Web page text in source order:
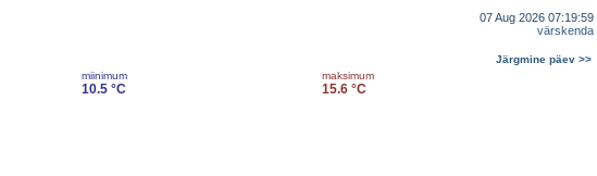
07 Aug 2026 07:19:59
värskenda
Järgmine päev >>
miinimum
10.5 °C
maksimum
15.6 °C